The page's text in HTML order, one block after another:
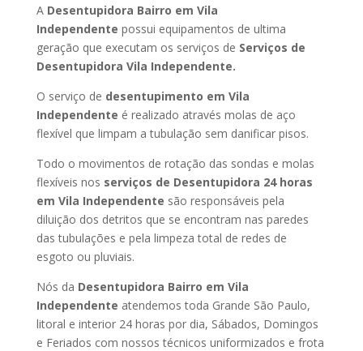
A Desentupidora Bairro em Vila
Independente possui equipamentos de ultima
geração que executam os serviços de Serviços de
Desentupidora Vila Independente.
O serviço de desentupimento em Vila
Independente é realizado através molas de aço
flexível que limpam a tubulação sem danificar pisos.
Todo o movimentos de rotação das sondas e molas
flexíveis nos serviços de Desentupidora 24 horas
em Vila Independente são responsáveis pela
diluição dos detritos que se encontram nas paredes
das tubulações e pela limpeza total de redes de
esgoto ou pluviais.
Nós da Desentupidora Bairro em Vila
Independente atendemos toda Grande São Paulo,
litoral e interior 24 horas por dia, Sábados, Domingos
e Feriados com nossos técnicos uniformizados e frota